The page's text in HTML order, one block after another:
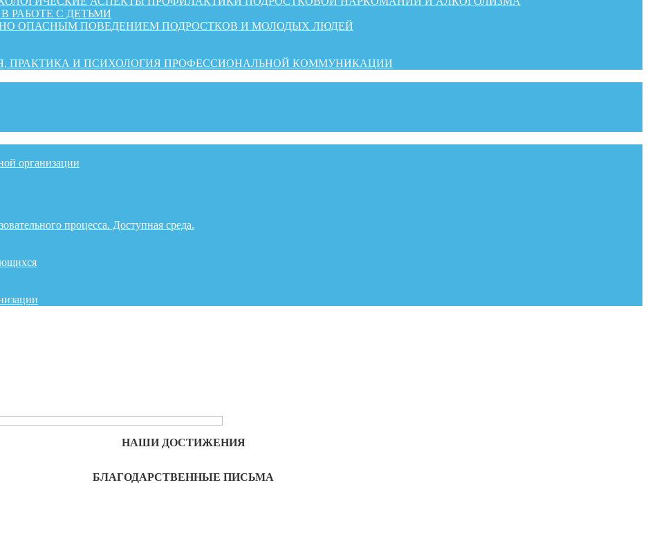
РАБОТЕ С ДЕТЬМИ
ОПАСНЫМ ПОВЕДЕНИЕМ ПОДРОСТКОВ И МОЛОДЫХ ЛЮДЕЙ
ПРАКТИКА И ПСИХОЛОГИЯ ПРОФЕССИОНАЛЬНОЙ КОММУНИКАЦИИ
организации
процесса. Доступная среда.
НАШИ ДОСТИЖЕНИЯ
БЛАГОДАРСТВЕННЫЕ ПИСЬМА